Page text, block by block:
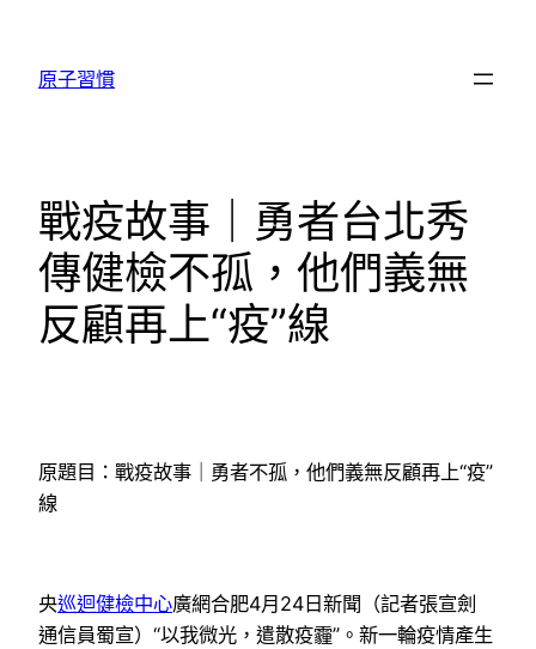
原子習慣
戰疫故事｜勇者台北秀
傳健檢不孤，他們義無
反顧再上“疫”線
原題目：戰疫故事｜勇者不孤，他們義無反顧再上“疫”
線
央巡迴健檢中心廣網合肥4月24日新聞（記者張宣劍
通信員蜀宣）“以我微光，遣散疫霾”。新一輪疫情產生